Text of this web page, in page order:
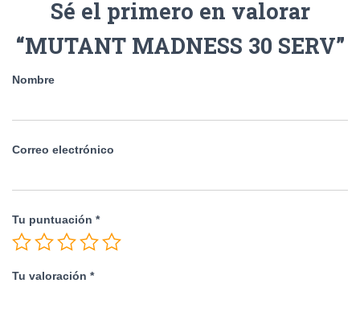
Sé el primero en valorar
“MUTANT MADNESS 30 SERV”
Nombre
Correo electrónico
Tu puntuación *
Tu valoración *